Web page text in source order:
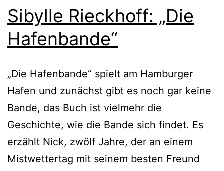
Sibylle Rieckhoff: „Die
Hafenbande“
„Die Hafenbande“ spielt am Hamburger
Hafen und zunächst gibt es noch gar kei­ne
Bande, das Buch ist viel­mehr die
Geschichte, wie die Bande sich fin­det. Es
erzählt Nick, zwölf Jahre, der an einem
Mistwettertag mit sei­nem bes­ten Freund